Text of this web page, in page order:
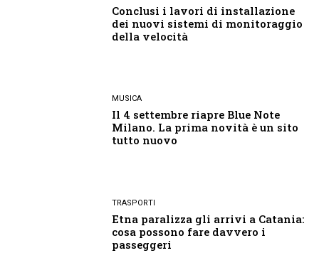
Conclusi i lavori di installazione
dei nuovi sistemi di monitoraggio
della velocità
MUSICA
Il 4 settembre riapre Blue Note
Milano. La prima novità è un sito
tutto nuovo
TRASPORTI
Etna paralizza gli arrivi a Catania:
cosa possono fare davvero i
passeggeri